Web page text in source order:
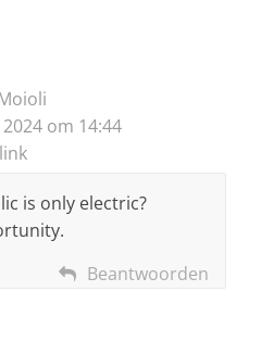
om 14:44
is only electric?
Beantwoorden